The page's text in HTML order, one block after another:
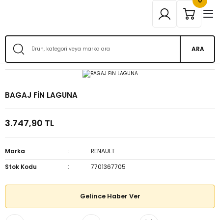
ARA
BAGAJ FİN LAGUNA
3.747,90 TL
Marka
RENAULT
Stok Kodu
7701367705
Gelince Haber Ver